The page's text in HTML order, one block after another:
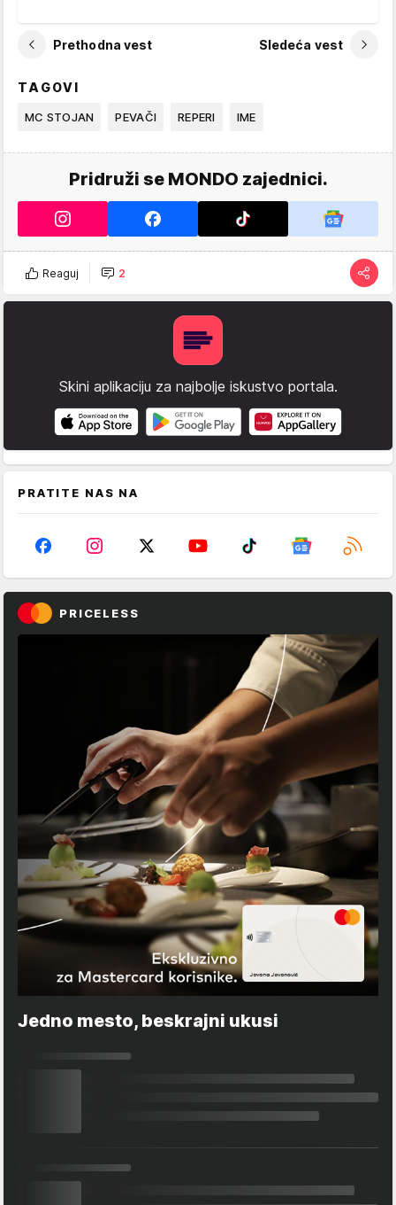
Prethodna vest Sledeća vest
TAGOVI
MC STOJAN PEVAČI REPERI IME
Pridruži se MONDO zajednici.
Reaguj 2
Skini aplikaciju za najbolje iskustvo portala.
PRATITE NAS NA
PRICELESS
Jedno mesto, beskrajni ukusi